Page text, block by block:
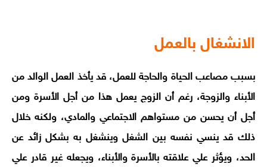
الانشغال بالعمل
بسبب مصاعب الحياة والحاجة للعمل، قد يأخذ العمل الوالد من
الأبناء والزوجة، رغم أن الزوج يعمل هذا من أجل الأسرة ومن
أجل أن يحسن من مستواهم الاجتماعي والمادي، ولكنه خلال
ذلك قد ينسي نفسه بين الشغل وينشغل به بشكل زائد عن
الحد، ويؤثر علي علاقته بالأسرة والأبناء، ويجعله غير قادر علي